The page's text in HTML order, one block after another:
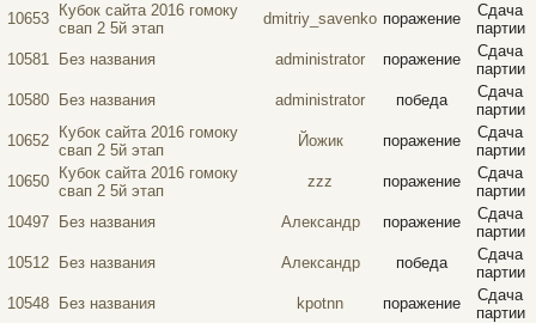
10653
Кубок сайта 2016 гомоку
свап 2 5й этап
dmitriy_savenko поражение
Сдача
партии
10581
Без названия administrator поражение
Сдача
партии
10580
Без названия administrator победа
Сдача
партии
10652
Кубок сайта 2016 гомоку
свап 2 5й этап
Йожик поражение
Сдача
партии
10650
Кубок сайта 2016 гомоку
свап 2 5й этап
zzz поражение
Сдача
партии
10497
Без названия Александр поражение
Сдача
партии
10512
Без названия Александр победа
Сдача
партии
10548
Без названия kpotnn поражение
Сдача
партии